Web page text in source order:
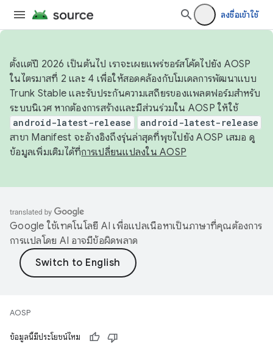
ลงชื่อเข้าใช้
ตั้งแต่ปี 2026 เป็นต้นไป เราจะเผยแพร่ซอร์สโค้ดไปยัง AOSP
ในไตรมาสที่ 2 และ 4 เพื่อให้สอดคล้องกับโมเดลการพัฒนาแบบ
Trunk Stable และรับประกันความเสถียรของแพลตฟอร์มสำหรับ
ระบบนิเวศ หากต้องการสร้างและมีส่วนร่วมใน AOSP ให้ใช้
android-latest-release android-latest-release
สาขา Manifest จะอ้างอิงถึงรุ่นล่าสุดที่พุชไปยัง AOSP เสมอ ดู
ข้อมูลเพิ่มเติมได้ที่การเปลี่ยนแปลงใน AOSP
Google ใช้เทคโนโลยี AI เพื่อแปลเนื้อหาเป็นภาษาที่คุณต้องการ
การแปลโดย AI อาจมีข้อผิดพลาด
AOSP
ข้อมูลนี้มีประโยชน์ไหม